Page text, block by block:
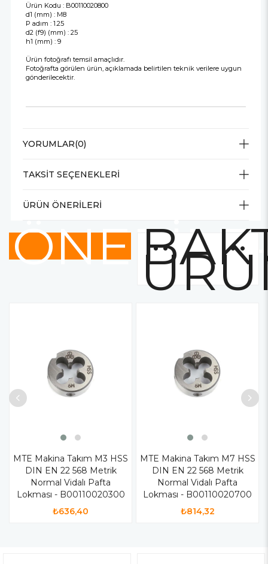
Ürün Kodu : B00110020800
d1 (mm) : M8
P adım : 1.25
d2 (f9) (mm) : 25
h1 (mm) : 9
Ürün fotoğrafı temsil amaçlıdır.
Fotoğrafta görülen ürün, açıklamada belirtilen teknik verilere uygun
gönderilecektir.
YORUMLAR(0)
TAKSIT SEÇENEKLERI
ÜRÜN ÖNERILERI
MTE Makina Takım M3 HSS
DIN EN 22 568 Metrik
Normal Vidalı Pafta
Lokması - B00110020300
₺636,40
MTE Makina Takım M7 HSS
DIN EN 22 568 Metrik
Normal Vidalı Pafta
Lokması - B00110020700
₺814,32